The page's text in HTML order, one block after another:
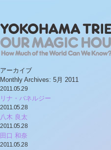
アーカイブ
Monthly Archives: 5月 2011
2011.05.29
リナ・バネルジー
2011.05.28
八木 良太
2011.05.28
田口 和奈
2011.05.28